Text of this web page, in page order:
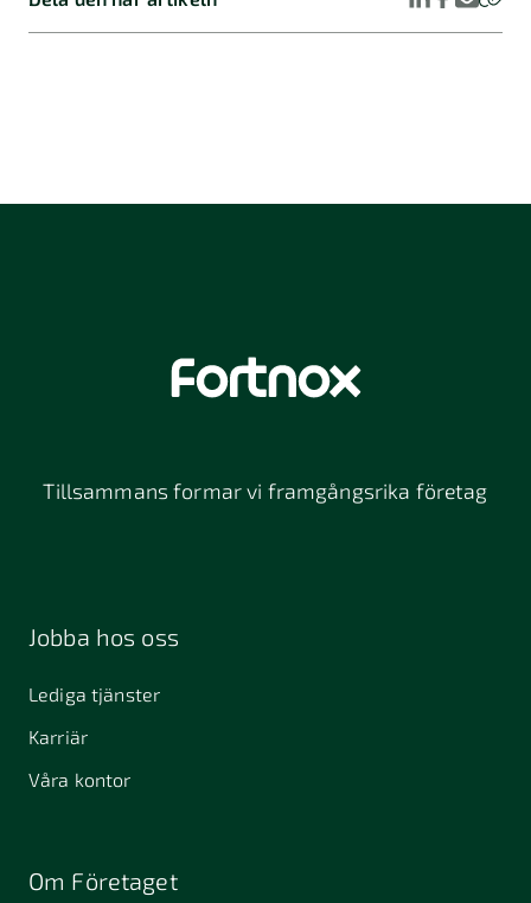
momsregistreringsnummer?
Tillsammans formar vi framgångsrika företag
Jobba hos oss
Lediga tjänster
Karriär
Våra kontor
Om Företaget